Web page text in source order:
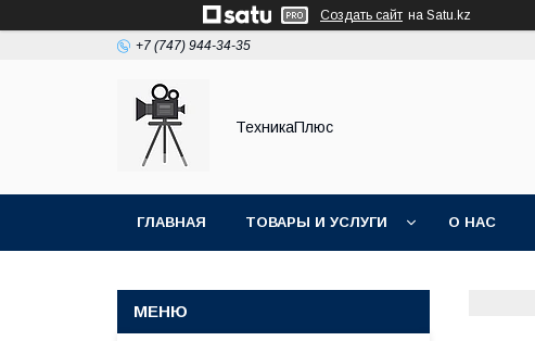
Создать сайт на Satu.kz
+7 (747) 944-34-35
ТехникаПлюс
ГЛАВНАЯ ТОВАРЫ И УСЛУГИ О НАС